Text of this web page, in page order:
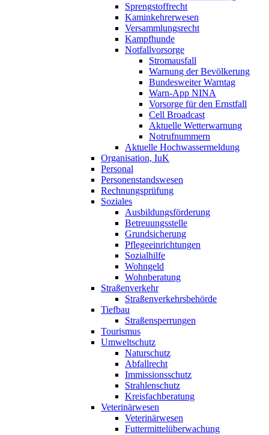
Sprengstoffrecht
Kaminkehrerwesen
Versammlungsrecht
Kampfhunde
Notfallvorsorge
Stromausfall
Warnung der Bevölkerung
Bundesweiter Warntag
Warn-App NINA
Vorsorge für den Ernstfall
Cell Broadcast
Aktuelle Wetterwarnung
Notrufnummern
Aktuelle Hochwassermeldung
Organisation, IuK
Personal
Personenstandswesen
Rechnungsprüfung
Soziales
Ausbildungsförderung
Betreuungsstelle
Grundsicherung
Pflegeeinrichtungen
Sozialhilfe
Wohngeld
Wohnberatung
Straßenverkehr
Straßenverkehrsbehörde
Tiefbau
Straßensperrungen
Tourismus
Umweltschutz
Naturschutz
Abfallrecht
Immissionsschutz
Strahlenschutz
Kreisfachberatung
Veterinärwesen
Veterinärwesen
Futtermittelüberwachung